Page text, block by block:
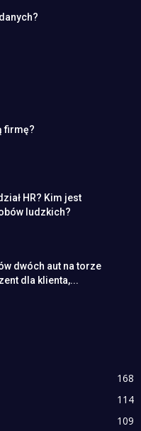
firmę?
HR? Kim jest
ludzkich?
dwóch aut na torze
dla klienta,...
168
114
109